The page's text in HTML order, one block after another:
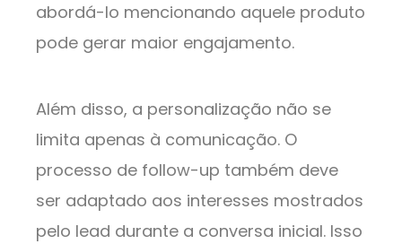
abordá-lo mencionando aquele produto
pode gerar maior engajamento.
Além disso, a personalização não se
limita apenas à comunicação. O
processo de follow-up também deve
ser adaptado aos interesses mostrados
pelo lead durante a conversa inicial. Isso